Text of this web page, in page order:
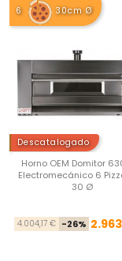
6 30cm Ø
Descatalogado
Horno OEM Domitor
Electromecánico 6
30 Ø
4.004,17 € -26%